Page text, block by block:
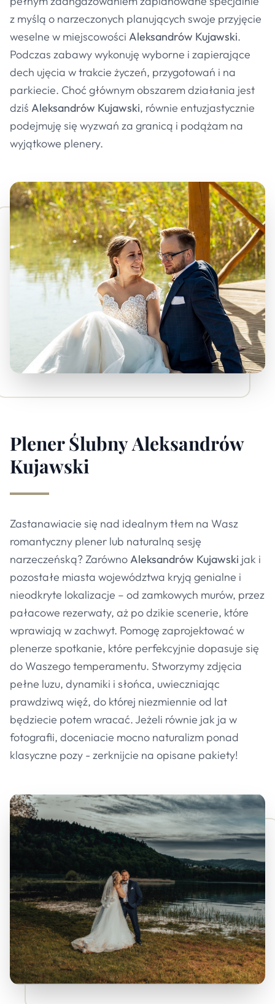
z myślą o narzeczonych planujących swoje przyjęcie
weselne w miejscowości Aleksandrów Kujawski.
Podczas zabawy wykonuję wyborne i zapierające
dech ujęcia w trakcie życzeń, przygotowań i na
parkiecie. Choć głównym obszarem działania jest
dziś Aleksandrów Kujawski, równie entuzjastycznie
podejmuję się wyzwań za granicą i podążam na
wyjątkowe plenery.
Plener ŚlubnyAleksandrów
Kujawski
Zastanawiacie się nad idealnym tłem na Wasz
romantyczny plener lub naturalną sesję
narzeczeńską? ZarównoAleksandrów Kujawski jak i
pozostałe miasta województwa kryją genialne i
nieodkryte lokalizacje – od zamkowych murów, przez
pałacowe rezerwaty, aż po dzikie scenerie, które
wprawiają w zachwyt. Pomogę zaprojektować w
plenerze spotkanie, które perfekcyjnie dopasuje się
do Waszego temperamentu. Stworzymy zdjęcia
pełne luzu, dynamiki i słońca, uwieczniając
prawdziwą więź, do której niezmiennie od lat
będziecie potem wracać. Jeżeli równie jak ja w
fotografii, doceniacie mocno naturalizm ponad
klasyczne pozy - zerknijcie na opisane pakiety!